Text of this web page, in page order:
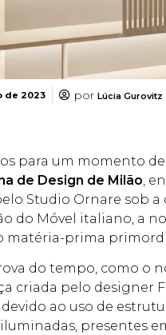
de 2023 porLúcia Gurovitz
para um momento
de Design de Milão ,
Studio Ornare sob
do Móvel italiano, a
matéria-prima
do tempo, como o
criada pelo designer
ao uso de
presentes